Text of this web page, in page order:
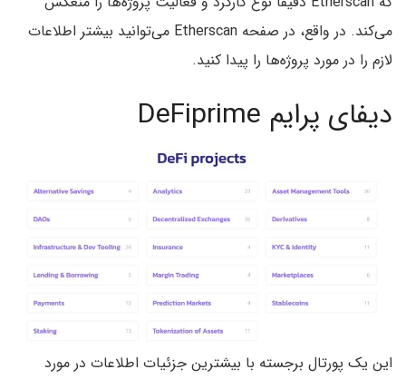
می‌کند. در واقع، در صفحه Etherscan می‌توانید بیشتر اطلاعات
لازم را در مورد پروژه‌ها را پیدا کنید.
دیفای پرایم DeFiprime
این یک پورتال برجسته با بیشترین جزئیات اطلاعات در مورد